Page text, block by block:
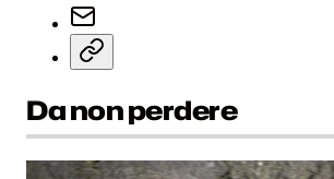
Da non perdere